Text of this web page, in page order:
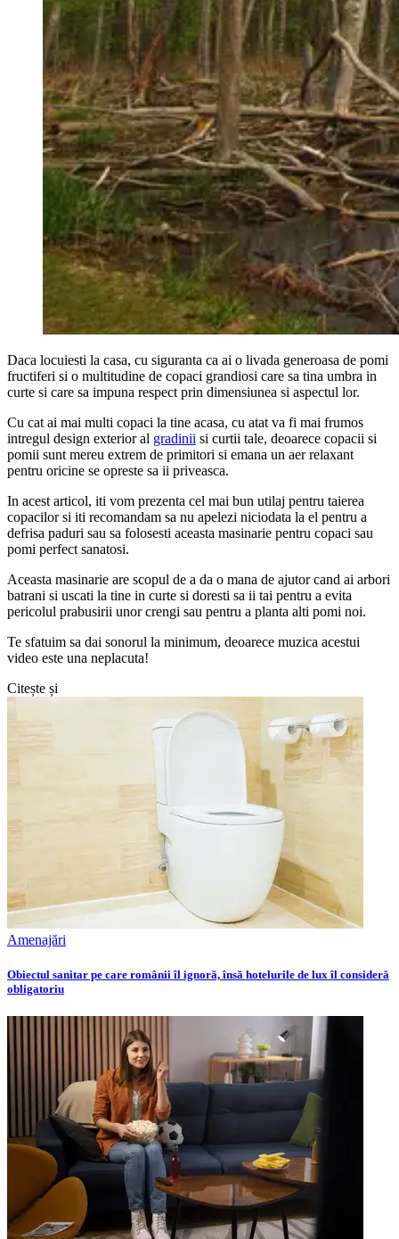
Daca locuiesti la casa, cu siguranta ca ai o livada generoasa de pomi
fructiferi si o multitudine de copaci grandiosi care sa tina umbra in
curte si care sa impuna respect prin dimensiunea si aspectul lor.
Cu cat ai mai multi copaci la tine acasa, cu atat va fi mai frumos
intregul design exterior al gradinii si curtii tale, deoarece copacii si
pomii sunt mereu extrem de primitori si emana un aer relaxant
pentru oricine se opreste sa ii priveasca.
In acest articol, iti vom prezenta cel mai bun utilaj pentru taierea
copacilor si iti recomandam sa nu apelezi niciodata la el pentru a
defrisa paduri sau sa folosesti aceasta masinarie pentru copaci sau
pomi perfect sanatosi.
Aceasta masinarie are scopul de a da o mana de ajutor cand ai arbori
batrani si uscati la tine in curte si doresti sa ii tai pentru a evita
pericolul prabusirii unor crengi sau pentru a planta alti pomi noi.
Te sfatuim sa dai sonorul la minimum, deoarece muzica acestui
video este una neplacuta!
Citește și
Amenajări
Obiectul sanitar pe care românii îl ignoră, însă hotelurile de lux îl consideră
obligatoriu